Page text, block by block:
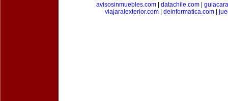
avisosinmuebles.com
datachile.com
viajaralexterior.com| deinformatica.com|